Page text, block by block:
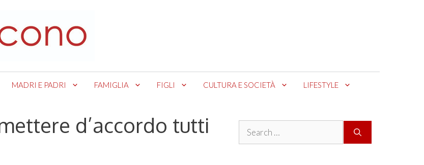
MADRI E PADRI FAMIGLIA FIGLI CULTURA E SOCIETÀ LIFESTYLE
d’accordo tutti
Search